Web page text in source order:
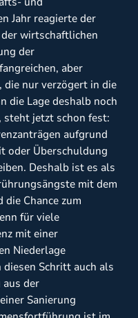
Jahr reagierte der
wirtschaftlichen
der
aber
nur verzögert in die
die Lage deshalb noch
steht jetzt schon fest:
aufgrund
oder Überschuldung
Deshalb ist es als
mit dem
die Chance zum
für viele
mit einer
Niederlage
Schritt auch als
der
Sanierung